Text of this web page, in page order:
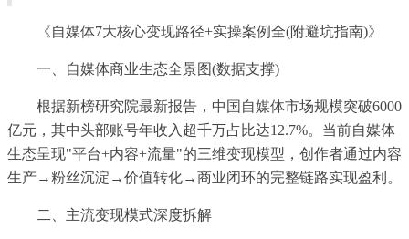
《自媒体7大核心变现路径+实操案例全(附避坑指南)》
一、自媒体商业生态全景图(数据支撑)
根据新榜研究院最新报告，中国自媒体市场规模突破6000
亿元，其中头部账号年收入超千万占比达12.7%。当前自媒体
生态呈现"平台+内容+流量"的三维变现模型，创作者通过内容
生产→粉丝沉淀→价值转化→商业闭环的完整链路实现盈利。
二、主流变现模式深度拆解